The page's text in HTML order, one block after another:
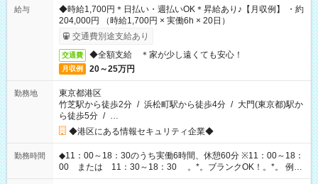
給与
◆時給1,700円＊日払い・週払いOK＊昇給あり♪【月収例】 ・約
204,000円 （時給1,700円 × 実働6h × 20日）
交通費別途支給あり
交通費 ◆全額支給 ＊家が少し遠くても安心！
月収例 20～25万円
勤務地
東京都港区
竹芝駅から徒歩2分 / 浜松町駅から徒歩4分 / 大門(東京都)駅か
ら徒歩5分 / …
◆港区にある情報セキュリティ企業◆
勤務時間
◆11：00～18：30のうち実働6時間、休憩60分 ※11：00～18：
00 または 11：30～18：30 。*。ブランクOK！。*。 例え
ば前職が、 在宅/財団法人/事務/コールセンター/受付/販売/カフェ